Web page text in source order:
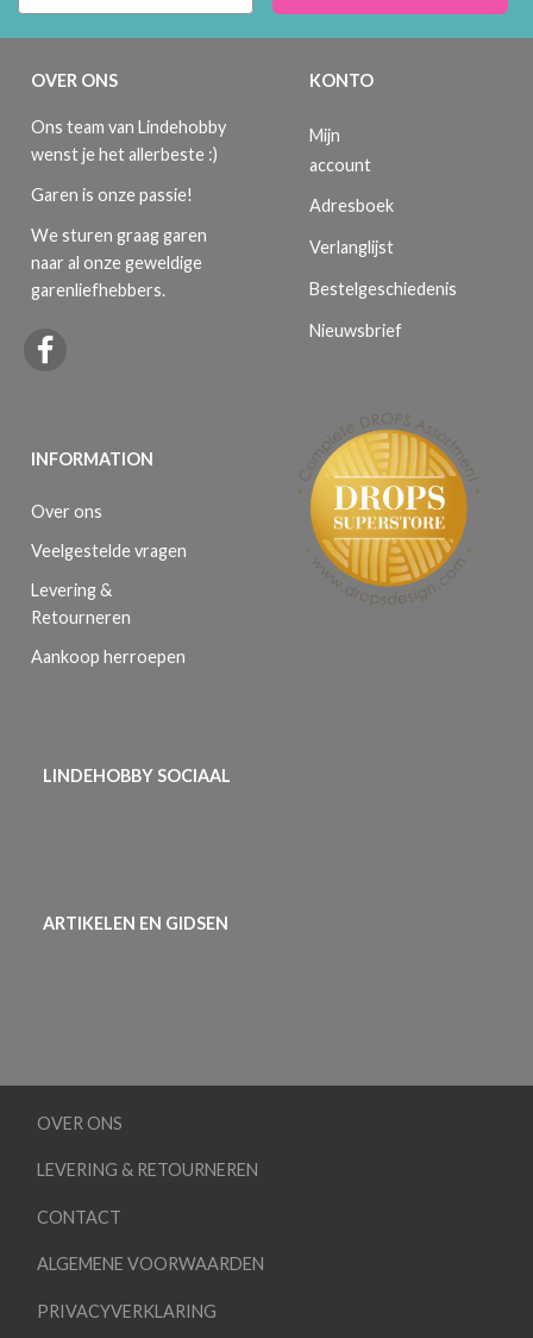
OVER ONS
Ons team van Lindehobby
wenst je het allerbeste :)
Garen is onze passie!
We sturen graag garen
naar al onze geweldige
garenliefhebbers.
INFORMATION
Over ons
Veelgestelde vragen
Levering &
Retourneren
Aankoop herroepen
KONTO
Mijn
account
Adresboek
Verlanglijst
Bestelgeschiedenis
Nieuwsbrief
LINDEHOBBY SOCIAAL
ARTIKELEN EN GIDSEN
OVER ONS
LEVERING & RETOURNEREN
CONTACT
ALGEMENE VOORWAARDEN
PRIVACYVERKLARING